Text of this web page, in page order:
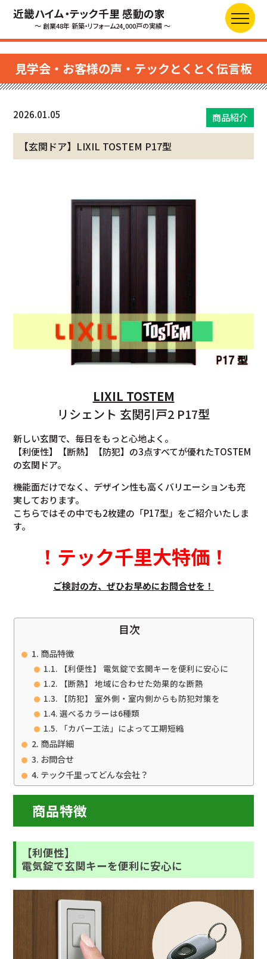
近畿ハイム・テック千里 感動の家
～ 創業48年 新築・リフォーム24,000戸の実績 ～
見学会・お客様の声・テックとくとく伝言板
2026.01.05 商品紹介
【玄関ドア】LIXIL TOSTEM P17型
LIXIL TOSTEM
リシェント 玄関引戸2 P17型
新しい玄関で、毎日をもっと心地よく。
【利便性】【断熱】【防犯】の3点すべてが優れたTOSTEM
の玄関ドア。
機能面だけでなく、デザイン性も高くバリエーションも充
実しております。
こちらではその中でも2枚建の「P17型」をご紹介いたしま
す。
！ テック千里大特価 ！
ご検討の方、ぜひお早めにお問合せを！
目次
商品特徴
【利便性】 電気錠で玄関キーを便利に安心に
【断熱】 地域に合わせた効果的な断熱
【防犯】 室外側・室内側からも防犯対策を
選べるカラーは6種類
「カバー工法」によって工期短縮
商品詳細
お問合せ
テック千里ってどんな会社？
商品特徴
【利便性】
電気錠で玄関キーを便利に安心に